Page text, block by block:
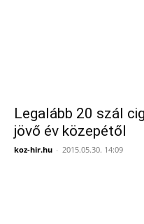
Legalább 20 szál
jövő év közepétől
koz-hir.hu - 2015.05.30. 14:09